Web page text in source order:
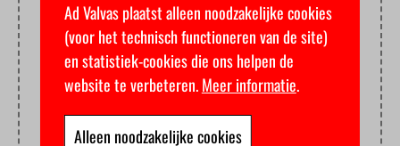
Ad Valvas plaatst alleen noodzakelijke cookies
(voor het technisch functioneren van de site)
en statistiek-cookies die ons helpen de
website te verbeteren.Meer informatie.
Alleen noodzakelijke cookies